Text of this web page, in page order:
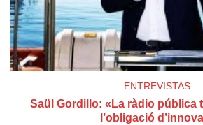
ENTREVISTAS
Saül Gordillo: «La ràdio pública
l’obligació